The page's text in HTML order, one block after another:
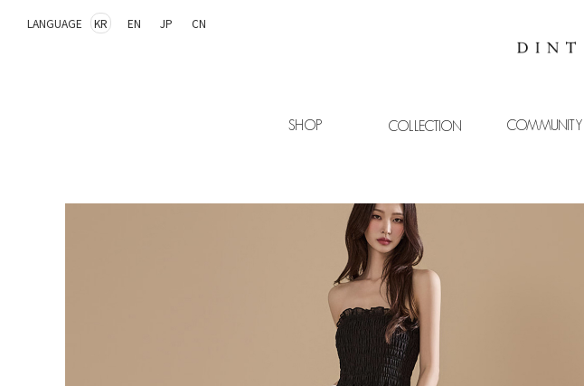
LANGUAGE KR EN JP CN
SHOP COLLECTION COMMUNITY